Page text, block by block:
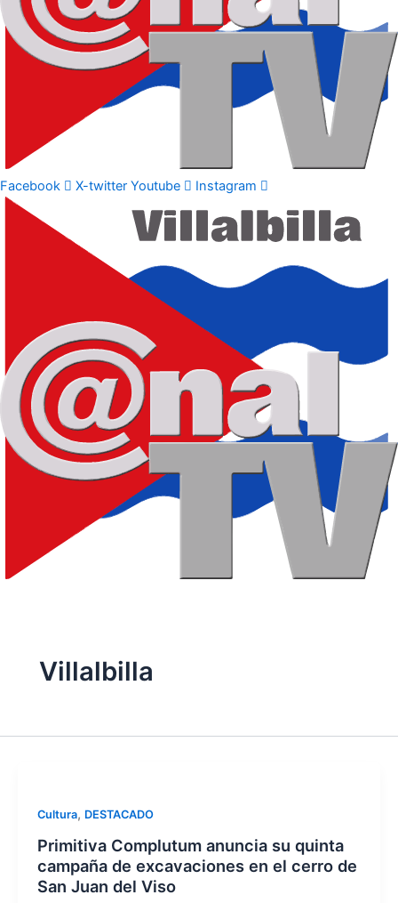
Facebook X-twitter Youtube Instagram
Villalbilla
Cultura, DESTACADO
Primitiva Complutum anuncia su quinta
campaña de excavaciones en el cerro de
San Juan del Viso